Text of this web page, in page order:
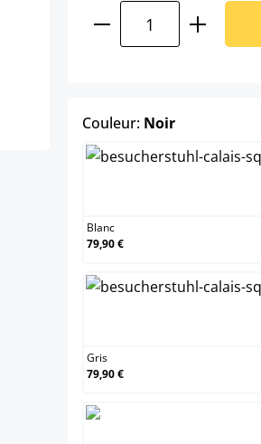
Quantité de
Couleur: Noirselect
Blanc
79,90 €
Gris
79,90 €